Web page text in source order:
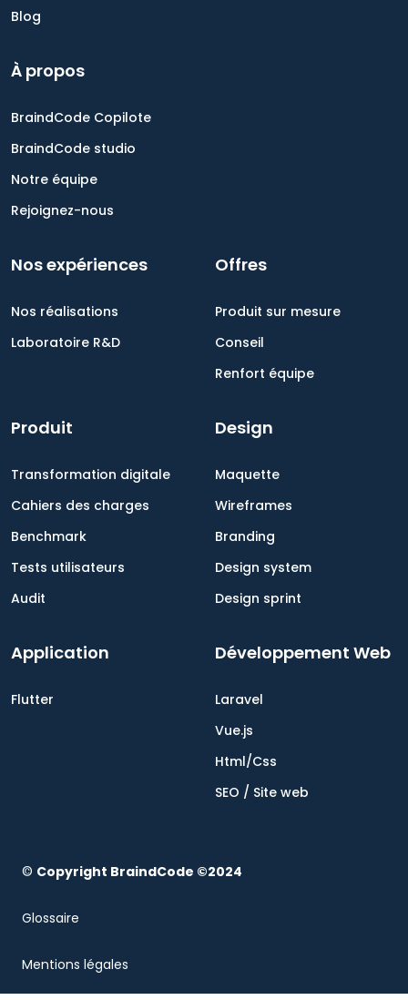
Blog
À propos
BraindCode Copilote
BraindCode studio
Notre équipe
Rejoignez-nous
Nos expériences
Nos réalisations
Laboratoire R&D
Offres
Produit sur mesure
Conseil
Renfort équipe
Produit
Transformation digitale
Cahiers des charges
Benchmark
Tests utilisateurs
Audit
Design
Maquette
Wireframes
Branding
Design system
Design sprint
Application
Flutter
Développement Web
Laravel
Vue.js
Html/Css
SEO / Site web
© Copyright BraindCode ©2024
Glossaire
Mentions légales